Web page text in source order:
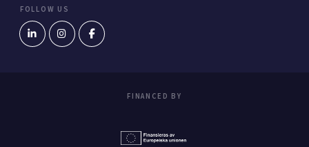
FOLLOW US
FINANCED BY